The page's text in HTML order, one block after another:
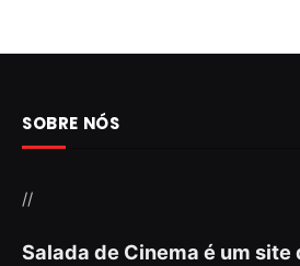
SOBRE NÓS
//
Salada de Cinema é um site